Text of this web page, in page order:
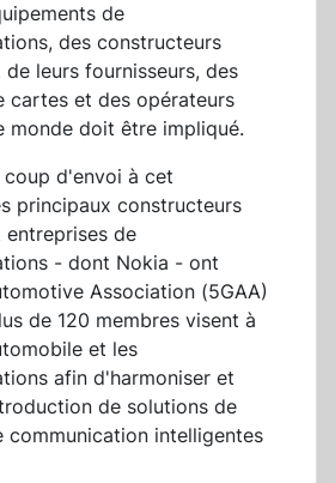
de
des constructeurs
leurs fournisseurs, des
cartes et des opérateurs
monde doit être impliqué.
coup d'envoi à cet
principaux constructeurs
de
- dont Nokia - ont
Association (5GAA)
de 120 membres visent à
et les
afin d'harmoniser et
de solutions de
intelligentes